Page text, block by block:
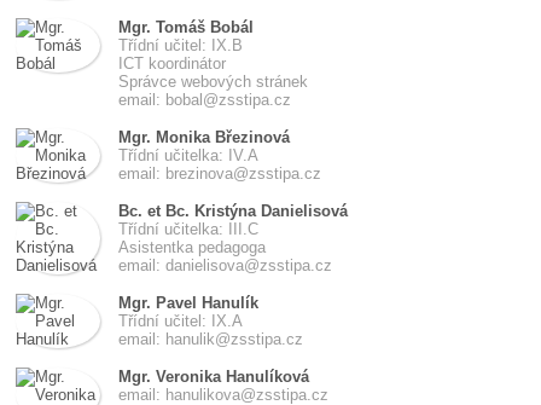
Mgr. Tomáš Bobál
Třídní učitel: IX.B
ICT koordinátor
Správce webových stránek
email: bobal@zsstipa.cz
Mgr. Monika Březinová
Třídní učitelka: IV.A
email: brezinova@zsstipa.cz
Bc. et Bc. Kristýna Danielisová
Třídní učitelka: III.C
Asistentka pedagoga
email: danielisova@zsstipa.cz
Mgr. Pavel Hanulík
Třídní učitel: IX.A
email: hanulik@zsstipa.cz
Mgr. Veronika Hanulíková
email: hanulikova@zsstipa.cz